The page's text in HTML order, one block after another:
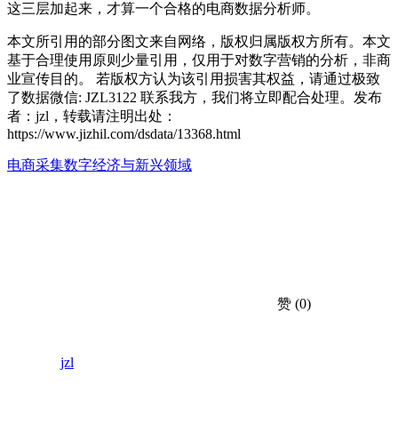
这三层加起来，才算一个合格的电商数据分析师。
本文所引用的部分图文来自网络，版权归属版权方所有。本文
基于合理使用原则少量引用，仅用于对数字营销的分析，非商
业宣传目的。 若版权方认为该引用损害其权益，请通过极致
了数据微信: JZL3122 联系我方，我们将立即配合处理。发布
者：jzl，转载请注明出处：
https://www.jizhil.com/dsdata/13368.html
电商采集数字经济与新兴领域
赞 (0)
jzl